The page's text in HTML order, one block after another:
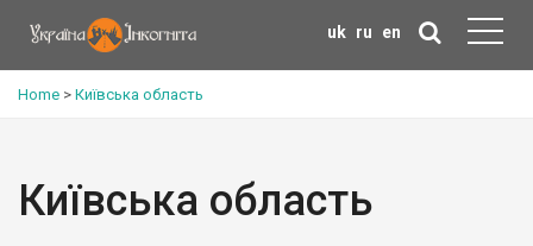
uk ru en
Home > Київська область
Київська область